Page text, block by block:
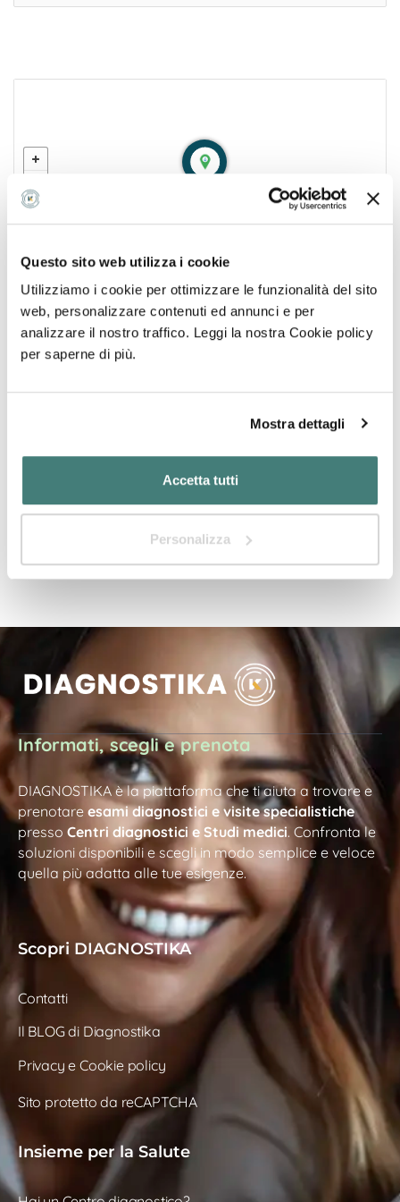
Questo sito web utilizza i cookie
Utilizziamo i cookie per ottimizzare le funzionalità del sito
web, personalizzare contenuti ed annunci e per
analizzare il nostro traffico. Leggi la nostra Cookie policy
per saperne di più.
Mostra dettagli
Accetta tutti
Personalizza
Note aggiuntive sulla tua prenotazione
Successivo
VIA LUIGI CADORNA16/B, CERFIGNANO, LE
Ottieni indicazioni
Sei il proprietario?
Richiedi l'accesso per completare la tua scheda!
Informati, scegli e prenota
DIAGNOSTIKA è la piattaforma che ti aiuta a trovare e
prenotare esami diagnostici e visite specialistiche
presso Centri diagnostici e Studi medici. Confronta le
soluzioni disponibili e scegli in modo semplice e veloce
quella più adatta alle tue esigenze.
Scopri DIAGNOSTIKA
Contatti
Il BLOG di Diagnostika
Privacy e Cookie policy
Sito protetto da reCAPTCHA
Insieme per la Salute